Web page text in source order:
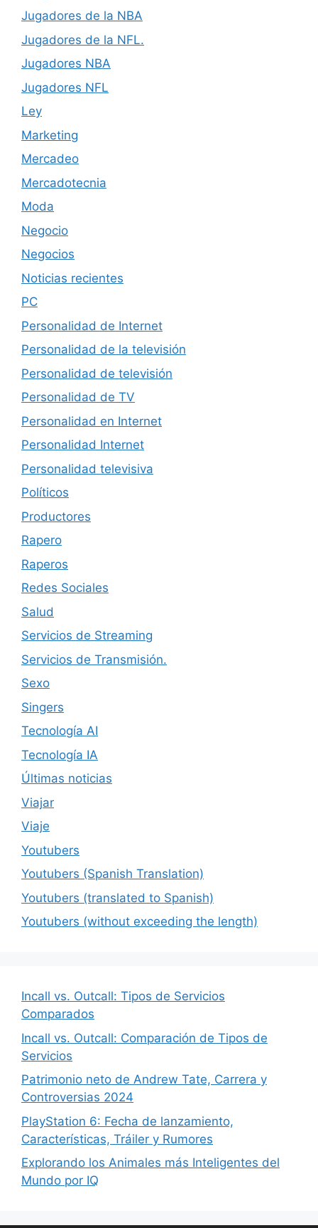
Jugadores de la NBA
Jugadores de la NFL.
Jugadores NBA
Jugadores NFL
Ley
Marketing
Mercadeo
Mercadotecnia
Moda
Negocio
Negocios
Noticias recientes
PC
Personalidad de Internet
Personalidad de la televisión
Personalidad de televisión
Personalidad de TV
Personalidad en Internet
Personalidad Internet
Personalidad televisiva
Políticos
Productores
Rapero
Raperos
Redes Sociales
Salud
Servicios de Streaming
Servicios de Transmisión.
Sexo
Singers
Tecnología AI
Tecnología IA
Últimas noticias
Viajar
Viaje
Youtubers
Youtubers (Spanish Translation)
Youtubers (translated to Spanish)
Youtubers (without exceeding the length)
Incall vs. Outcall: Tipos de Servicios
Comparados
Incall vs. Outcall: Comparación de Tipos de
Servicios
Patrimonio neto de Andrew Tate, Carrera y
Controversias 2024
PlayStation 6: Fecha de lanzamiento,
Características, Tráiler y Rumores
Explorando los Animales más Inteligentes del
Mundo por IQ